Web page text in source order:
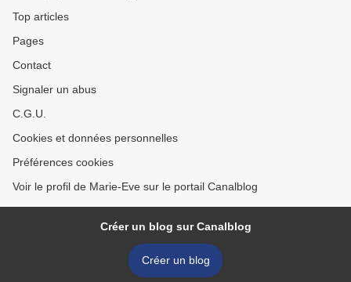
Top articles
Pages
Contact
Signaler un abus
C.G.U.
Cookies et données personnelles
Préférences cookies
Voir le profil de Marie-Eve sur le portail Canalblog
Créer un blog sur Canalblog
Créer un blog